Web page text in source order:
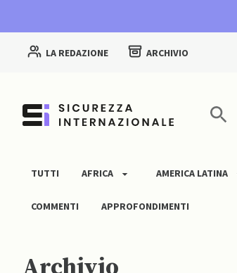
LA REDAZIONE ARCHIVIO
TUTTI AFRICA AMERICA LATINA
COMMENTI APPROFONDIMENTI